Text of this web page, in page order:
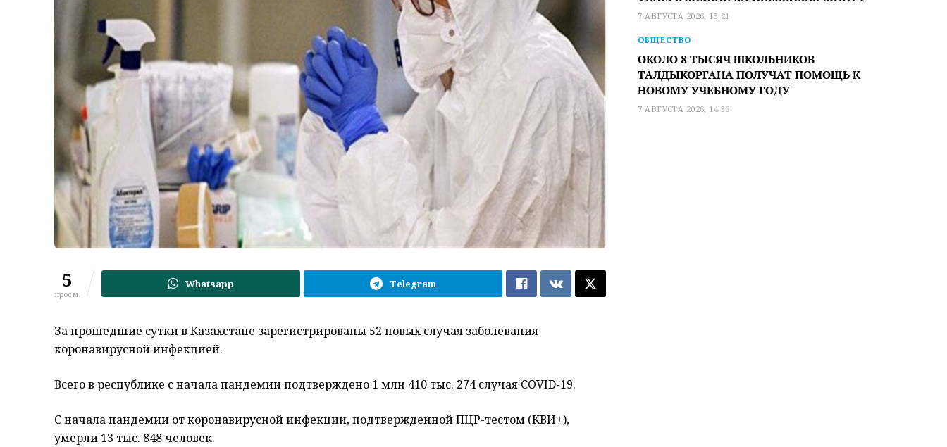
5
просм.
Whatsapp Telegram
За прошедшие сутки в Казахстане зарегистрированы 52 новых случая заболевания
коронавирусной инфекцией.
Всего в республике с начала пандемии подтверждено 1 млн 410 тыс. 274 случая COVID-19.
С начала пандемии от коронавирусной инфекции, подтвержденной ПЦР-тестом (КВИ+),
умерли 13 тыс. 848 человек.
7 АВГУСТА 2026, 15:21
ОБЩЕСТВО
ОКОЛО 8 ТЫСЯЧ ШКОЛЬНИКОВ
ТАЛДЫКОРГАНА ПОЛУЧАТ ПОМОЩЬ К
НОВОМУ УЧЕБНОМУ ГОДУ
7 АВГУСТА 2026, 14:36